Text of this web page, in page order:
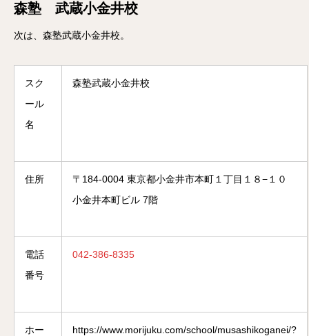
森塾 武蔵小金井校
次は、森塾武蔵小金井校。
スク
ール
名
森塾武蔵小金井校
住所
〒184-0004 東京都小金井市本町１丁目１８−１０
小金井本町ビル 7階
電話
番号
042-386-8335
ホー
https://www.morijuku.com/school/musashikoganei/?